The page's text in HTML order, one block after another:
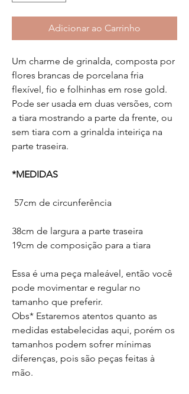
Adicionar ao Carrinho
Um charme de grinalda, composta por
flores brancas de porcelana fria
flexível, fio e folhinhas em rose gold.
Pode ser usada em duas versões, com
a tiara mostrando a parte da frente, ou
sem tiara com a grinalda inteiriça na
parte traseira.
*MEDIDAS
57cm de circunferência
38cm de largura a parte traseira
19cm de composição para a tiara
Essa é uma peça maleável, então você
pode movimentar e regular no
tamanho que preferir.
Obs* Estaremos atentos quanto as
medidas estabelecidas aqui, porém os
tamanhos podem sofrer mínimas
diferenças, pois são peças feitas à
mão.